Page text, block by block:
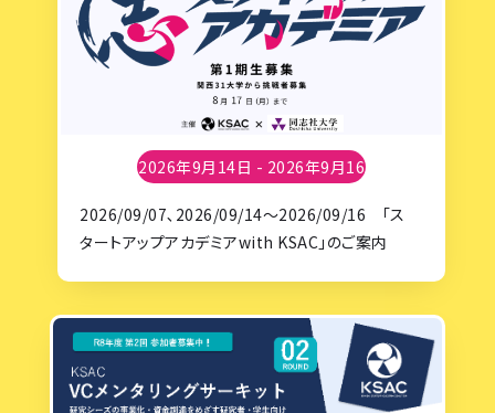
2026年9月14日 - 2026年9月16
日
2026/09/07､2026/09/14～2026/09/16 「ス
タートアップアカデミアwith KSAC」のご案内